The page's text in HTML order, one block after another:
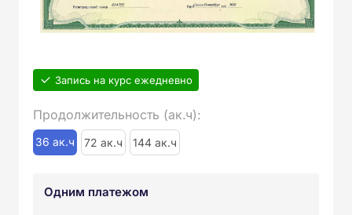
Запись на курс ежедневно
Продолжительность (ак.ч):
36 ак.ч 72 ак.ч 144 ак.ч
Одним платежом